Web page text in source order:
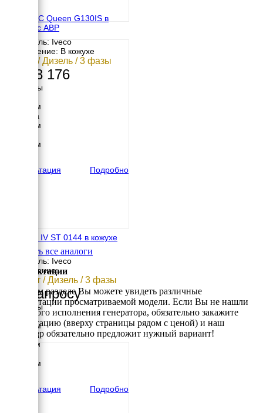
GENMAC Queen G130IS в
кожухе с АВР
Двигатель: Iveco
Исполнение: В кожухе
98 кВт / Дизель / 3 фазы
4 303 176
Размеры
2950 мм
Ширина
1056 мм
1900 мм
Консультация
Подробно
EMSA E IV ST 0144 в кожухе
Двигатель: Iveco
Исполнение:
104 кВт / Дизель / 3 фазы
По запросу
Размеры
3180 мм
Ширина
1100 мм
1868 мм
Консультация
Подробно
Смотреть все аналоги
Комплектации
В данном разделе Вы можете увидеть различные
комплектации просматриваемой модели. Если Вы не нашли
требуемого исполнения генератора, обязательно закажите
консультацию (вверху страницы рядом с ценой) и наш
менеджер обязательно предложит нужный вариант!